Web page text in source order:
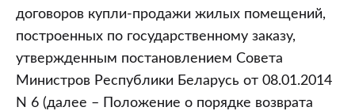
договоров купли-продажи жилых помещений,
построенных по государственному заказу,
утвержденным постановлением Совета
Министров Республики Беларусь от 08.01.2014
N 6 (далее – Положение о порядке возврата